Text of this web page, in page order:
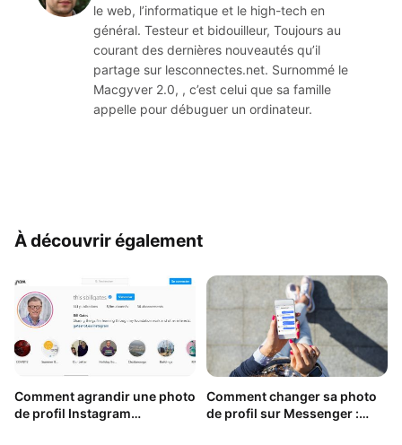
le web, l’informatique et le high-tech en
général. Testeur et bidouilleur, Toujours au
courant des dernières nouveautés qu’il
partage sur lesconnectes.net. Surnommé le
Macgyver 2.0, , c’est celui que sa famille
appelle pour débuguer un ordinateur.
À découvrir également
Comment agrandir une photo
de profil Instagram
Comment changer sa photo
de profil sur Messenger :